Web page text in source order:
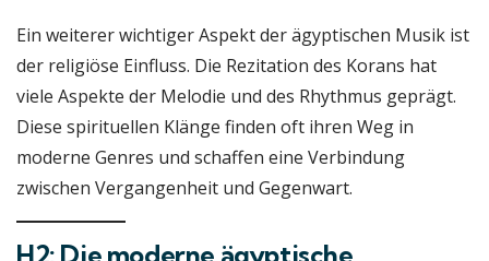
Ein weiterer wichtiger Aspekt der ägyptischen Musik ist
der religiöse Einfluss. Die Rezitation des Korans hat
viele Aspekte der Melodie und des Rhythmus geprägt.
Diese spirituellen Klänge finden oft ihren Weg in
moderne Genres und schaffen eine Verbindung
zwischen Vergangenheit und Gegenwart.
H2: Die moderne ägyptische